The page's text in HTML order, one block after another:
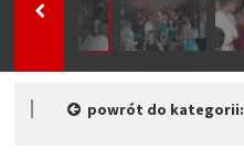
powrót do kategorii: